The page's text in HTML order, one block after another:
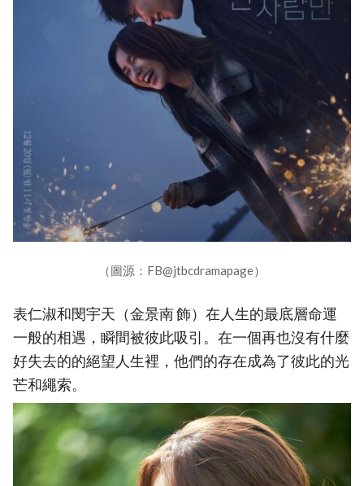
（圖源：FB@jtbcdramapage）
表仁淑和閔宇天（金景南 飾）在人生的最底層命運
一般的相遇，瞬間被彼此吸引。在一個再也沒有什麼
好失去的的絕望人生裡，他們的存在成為了彼此的光
芒和繩索。